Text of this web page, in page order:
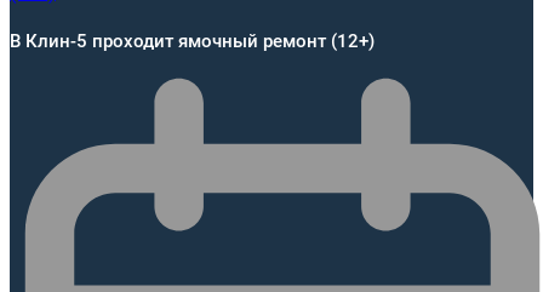
В Клин-5 проходит ямочный ремонт (12+)